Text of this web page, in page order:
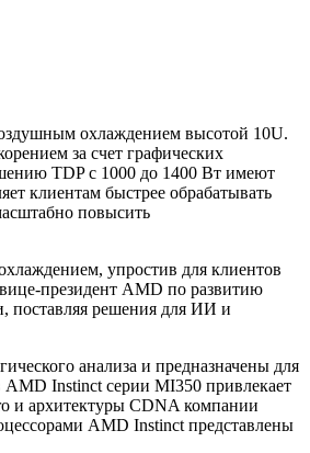
охлаждением высотой 10U.
за счет графических
TDP c 1000 до 1400 Вт имеют
клиентам быстрее обрабатывать
повысить
упростив для клиентов
президент AMD по развитию
поставляя решения для ИИ и
анализа и предназначены для
Instinct серии MI350 привлекает
и архитектуры CDNA компании
AMD Instinct представлены